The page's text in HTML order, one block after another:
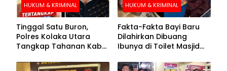
HUKUM & KRIMINAL
Tinggal Satu Buron,
Polres Kolaka Utara
Tangkap Tahanan Kabur
Pengejaran
HUKUM & KRIMINAL
Fakta-Fakta Bayi Baru
Dilahirkan Dibuang
Ibunya di Toilet Masjid